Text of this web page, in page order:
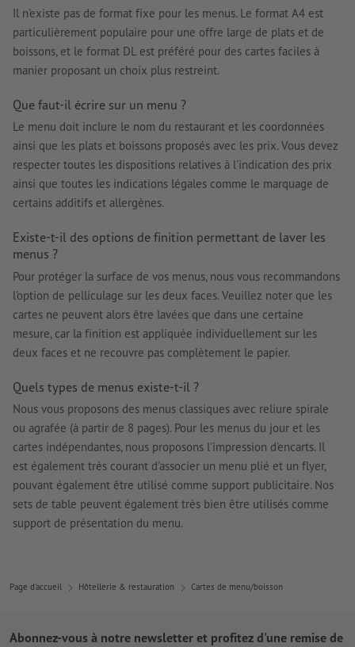
Il n'existe pas de format fixe pour les menus. Le format A4 est
particulièrement populaire pour une offre large de plats et de
boissons, et le format DL est préféré pour des cartes faciles à
manier proposant un choix plus restreint.
Que faut-il écrire sur un menu ?
Le menu doit inclure le nom du restaurant et les coordonnées
ainsi que les plats et boissons proposés avec les prix. Vous devez
respecter toutes les dispositions relatives à l'indication des prix
ainsi que toutes les indications légales comme le marquage de
certains additifs et allergènes.
Existe-t-il des options de finition permettant de laver les
menus ?
Pour protéger la surface de vos menus, nous vous recommandons
l'option de pelliculage sur les deux faces. Veuillez noter que les
cartes ne peuvent alors être lavées que dans une certaine
mesure, car la finition est appliquée individuellement sur les
deux faces et ne recouvre pas complètement le papier.
Quels types de menus existe-t-il ?
Nous vous proposons des menus classiques avec reliure spirale
ou agrafée (à partir de 8 pages). Pour les menus du jour et les
cartes indépendantes, nous proposons l'impression d'encarts. Il
est également très courant d'associer un menu plié et un flyer,
pouvant également être utilisé comme support publicitaire. Nos
sets de table peuvent également très bien être utilisés comme
support de présentation du menu.
Page d'accueil Hôtellerie & restauration Cartes de menu/boisson
Abonnez-vous à notre newsletter et profitez d'une remise de